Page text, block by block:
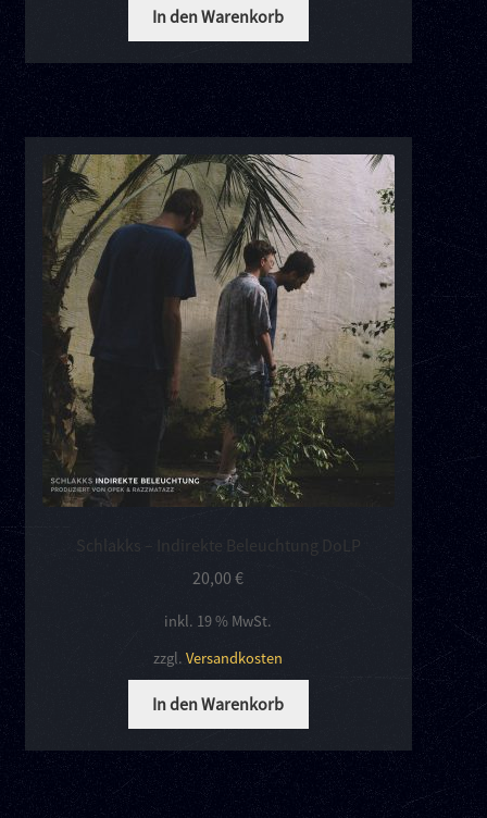
In den Warenkorb
Schlakks – Indirekte Beleuchtung DoLP
20,00€
inkl. 19 % MwSt.
zzgl.Versandkosten
In den Warenkorb